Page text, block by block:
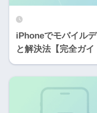
iPhoneでモバイル
と解決法【完全ガイ